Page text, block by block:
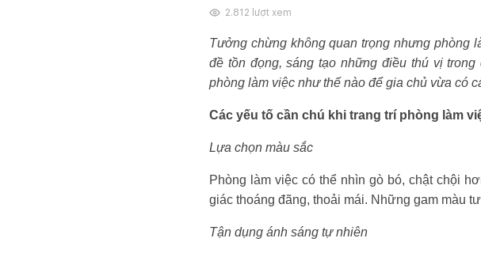
2.812 lượt xem
Tưởng chừng không quan trọng nhưng phòng
đề tồn đọng, sáng tạo những điều thú vị
phòng làm việc như thế nào để gia chủ vừa có
Các yếu tố cần chú khi trang trí phòng làm
Lựa chọn màu sắc
Phòng làm việc có thể nhìn gò bó, chật chội
giác thoáng đãng, thoải mái. Những gam màu
Tận dụng ánh sáng tự nhiên